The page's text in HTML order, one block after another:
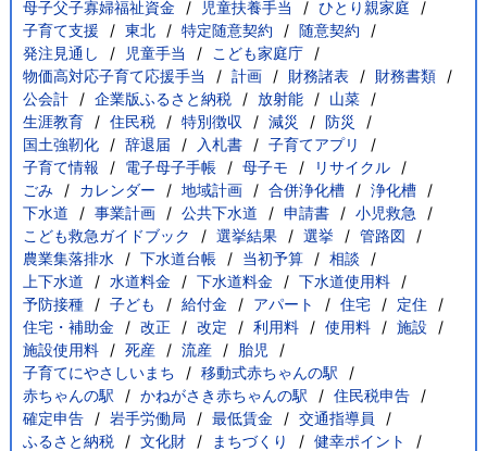
母子父子寡婦福祉資金
児童扶養手当
ひとり親家庭
子育て支援
東北 特定随意契約
随意契約
発注見通し
児童手当
こども家庭庁
物価高対応子育て応援手当
計画 財務諸表
財務書類
公会計
企業版ふるさと納税 放射能
山菜
生涯教育
住民税 特別徴収 減災
防災
国土強靭化
辞退届 入札書
子育てアプリ
子育て情報
電子母子手帳 母子モ
リサイクル
ごみ
カレンダー 地域計画 合併浄化槽
浄化槽
下水道
事業計画 公共下水道 申請書
小児救急
こども救急ガイドブック
選挙結果 選挙
管路図
農業集落排水
下水道台帳 当初予算
相談
上下水道
水道料金 下水道料金
下水道使用料
予防接種
子ども 給付金 アパート 住宅
定住
住宅・補助金
改正 改定 利用料 使用料
施設
施設使用料
死産 流産
胎児
子育てにやさしいまち
移動式赤ちゃんの駅
赤ちゃんの駅
かねがさき赤ちゃんの駅
住民税申告
確定申告
岩手労働局 最低賃金
交通指導員
ふるさと納税
文化財 まちづくり
健幸ポイント